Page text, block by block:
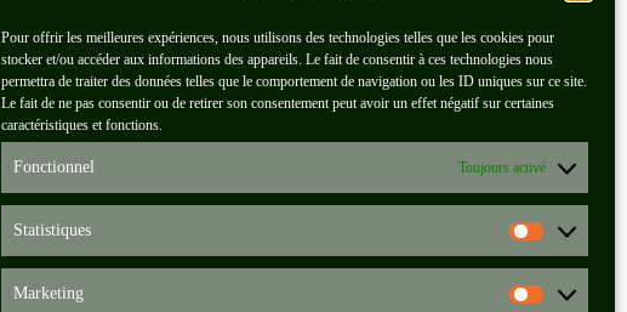
Pour offrir les meilleures expériences, nous utilisons des technologies telles que les cookies pour
stocker et/ou accéder aux informations des appareils. Le fait de consentir à ces technologies nous
permettra de traiter des données telles que le comportement de navigation ou les ID uniques sur ce site.
Le fait de ne pas consentir ou de retirer son consentement peut avoir un effet négatif sur certaines
caractéristiques et fonctions.
Fonctionnel Toujours activé
Statistiques
Marketing